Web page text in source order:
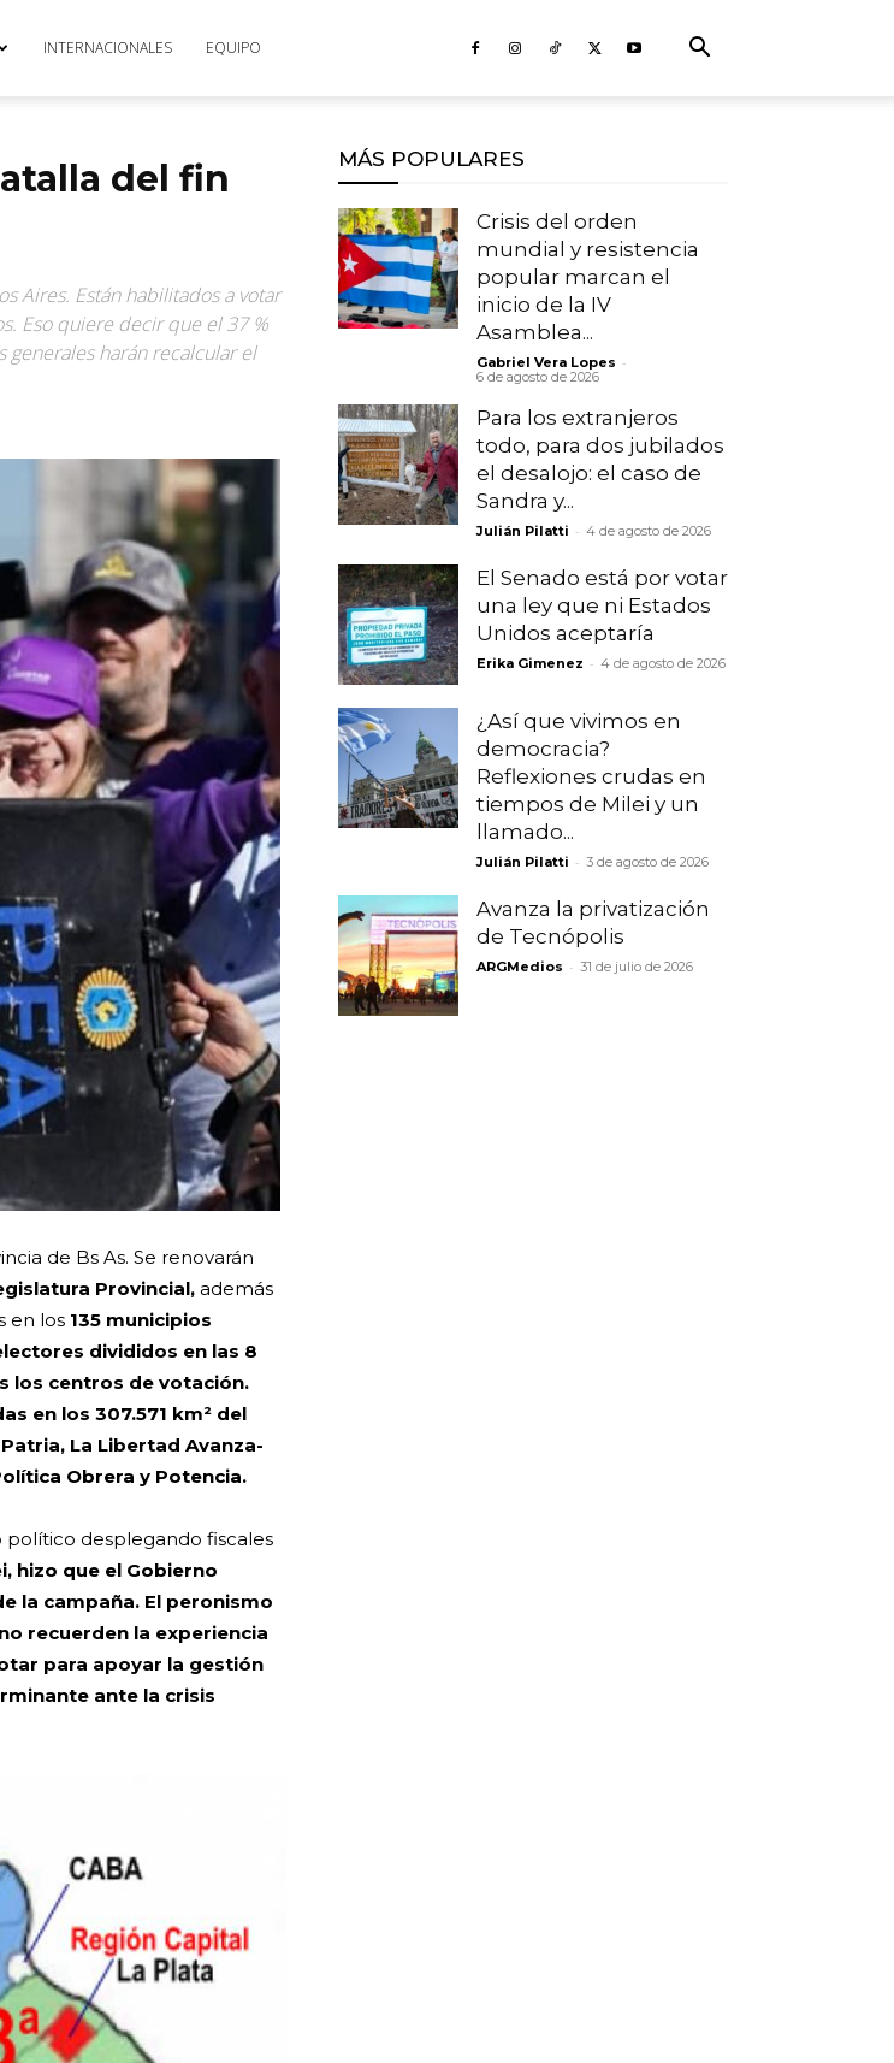
INTERNACIONALES EQUIPO
del fin
Aires. Están habilitados a votar
Eso quiere decir que el 37 %
generales harán recalcular el
de Bs As. Se renovarán
Provincial, además
en los 135 municipios
divididos en las 8
los centros de votación.
en los 307.571 km² del
La Libertad Avanza-
Obrera y Potencia.
político desplegando fiscales
hizo que el Gobierno
la campaña. El peronismo
recuerden la experiencia
para apoyar la gestión
ante la crisis
MÁS POPULARES
Crisis del orden
mundial y resistencia
popular marcan el
inicio de la IV
Asamblea...
Gabriel Vera Lopes -
6 de agosto de 2026
Para los extranjeros
todo, para dos jubilados
el desalojo: el caso de
Sandra y...
Julián Pilatti - 4 de agosto de 2026
El Senado está por votar
una ley que ni Estados
Unidos aceptaría
Erika Gimenez - 4 de agosto de 2026
¿Así que vivimos en
democracia?
Reflexiones crudas en
tiempos de Milei y un
llamado...
Julián Pilatti - 3 de agosto de 2026
Avanza la privatización
de Tecnópolis
ARGMedios - 31 de julio de 2026